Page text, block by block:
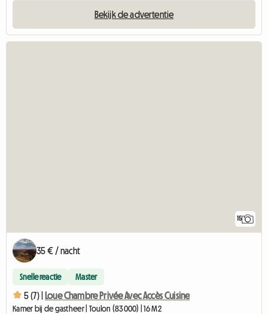
Bekijk de advertentie
15
35 € / nacht
Snelle reactie Master
5 (7) | Loue Chambre Privée Avec Accès Cuisine
Kamer bij de gastheer | Toulon (83000) | 16 M2